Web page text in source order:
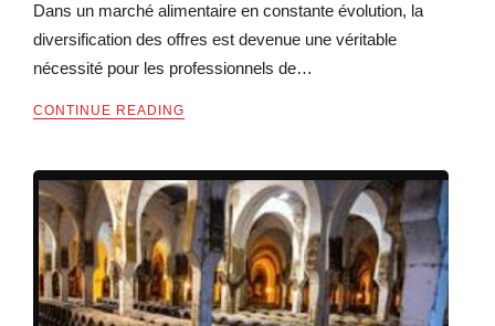
Dans un marché alimentaire en constante évolution, la
diversification des offres est devenue une véritable
nécessité pour les professionnels de…
CONTINUE READING